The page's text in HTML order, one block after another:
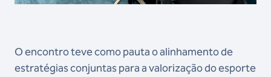
O encontro teve como pauta o alinhamento de
estratégias conjuntas para a valorização do esporte